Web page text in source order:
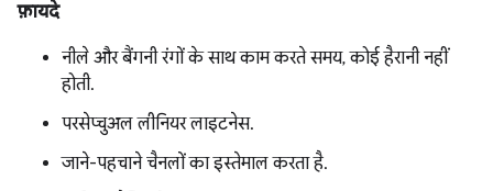
फ़ायदे
नीले और बैंगनी रंगों के साथ काम करते समय, कोई हैरानी नहीं
होती.
परसेप्चुअल लीनियर लाइटनेस.
जाने-पहचाने चैनलों का इस्तेमाल करता है.